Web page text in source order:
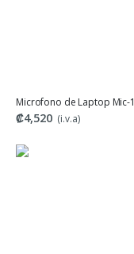
Microfono de Laptop Mic-1
₡4,520 (i.v.a)